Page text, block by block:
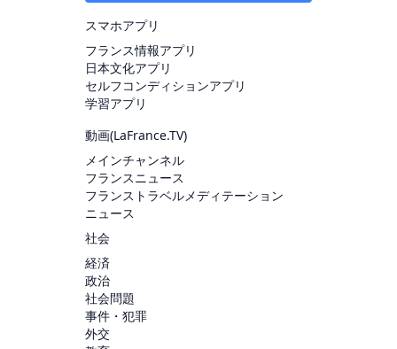
スマホアプリ
フランス情報アプリ
日本文化アプリ
セルフコンディションアプリ
学習アプリ
動画(LaFrance.TV)
メインチャンネル
フランスニュース
フランストラベルメディテーション
ニュース
社会
経済
政治
社会問題
事件・犯罪
外交